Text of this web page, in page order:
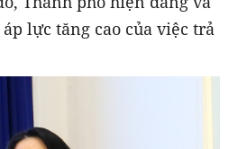
lực tăng cao của việc trả